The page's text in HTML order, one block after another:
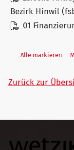
Bezirk Hinwil
01
Alle markieren
Zurück zur